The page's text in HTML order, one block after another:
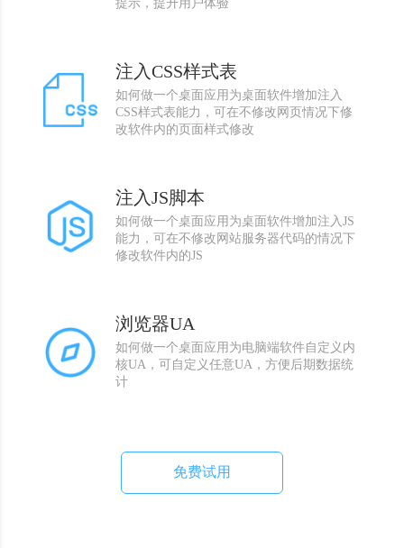
提示，提升用户体验
注入CSS样式表
如何做一个桌面应用为桌面软件增加注入
CSS样式表能力，可在不修改网页情况下修
改软件内的页面样式修改
注入JS脚本
如何做一个桌面应用为桌面软件增加注入JS
能力，可在不修改网站服务器代码的情况下
修改软件内的JS
浏览器UA
如何做一个桌面应用为电脑端软件自定义内
核UA，可自定义任意UA，方便后期数据统
计
免费试用